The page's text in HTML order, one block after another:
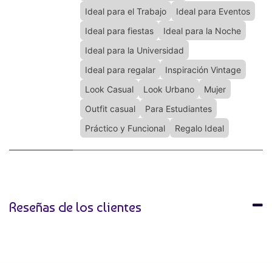
Ideal para el Trabajo
Ideal para Eventos
Ideal para fiestas
Ideal para la Noche
Ideal para la Universidad
Ideal para regalar
Inspiración Vintage
Look Casual
Look Urbano
Mujer
Outfit casual
Para Estudiantes
Práctico y Funcional
Regalo Ideal
Reseñas de los clientes